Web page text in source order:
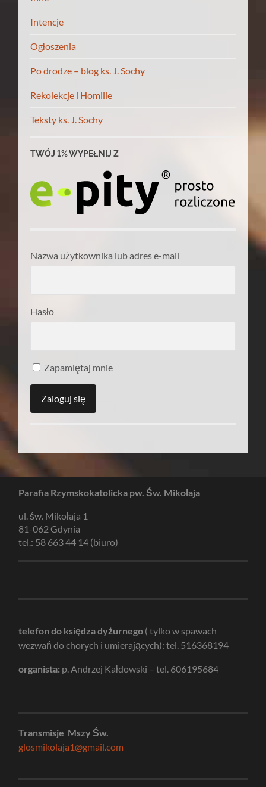
Intencje
Ogłoszenia
Po drodze – blog ks. J. Sochy
Rekolekcje i Homilie
Teksty ks. J. Sochy
TWÓJ 1% WYPEŁNIJ Z
Nazwa użytkownika lub adres e-mail
Hasło
Zapamiętaj mnie
Parafia Rzymskokatolicka pw. Św. Mikołaja
ul. św. Mikołaja 1
81-062 Gdynia
tel.: 58 663 44 14 (biuro)
telefon do księdza dyżurnego ( tylko w spawach
wezwań do chorych i umierających): tel. 516368194
organista: p. Andrzej Kałdowski – tel. 606195684
Transmisje Mszy Św.
glosmikolaja1@gmail.com